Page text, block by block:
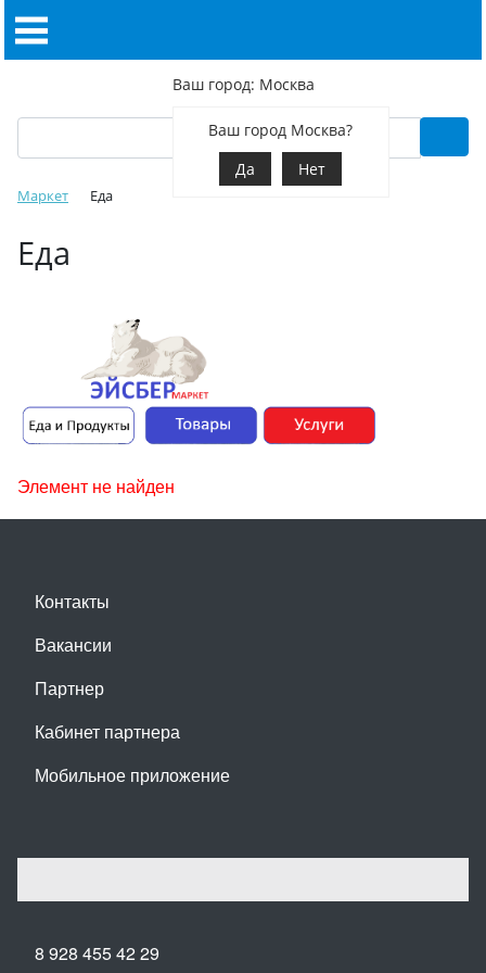
Ваш город: Москва
Ваш город Москва?
Да
Нет
Маркет Еда
Еда
Элемент не найден
Контакты
Вакансии
Партнер
Кабинет партнера
Мобильное приложение
8 928 455 42 29